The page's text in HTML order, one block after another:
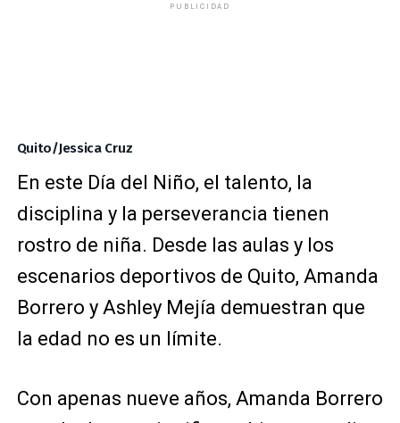
PUBLICIDAD
Quito/Jessica Cruz
En este Día del Niño, el talento, la
disciplina y la perseverancia tienen
rostro de niña. Desde las aulas y los
escenarios deportivos de Quito, Amanda
Borrero y Ashley Mejía demuestran que
la edad no es un límite.
Con apenas nueve años, Amanda Borrero